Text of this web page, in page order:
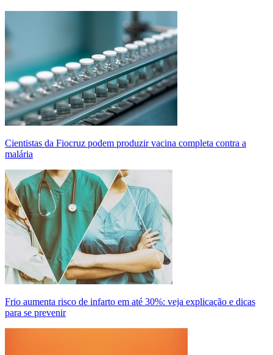
Cientistas da Fiocruz podem produzir vacina completa contra a
malária
Frio aumenta risco de infarto em até 30%: veja explicação e dicas
para se prevenir